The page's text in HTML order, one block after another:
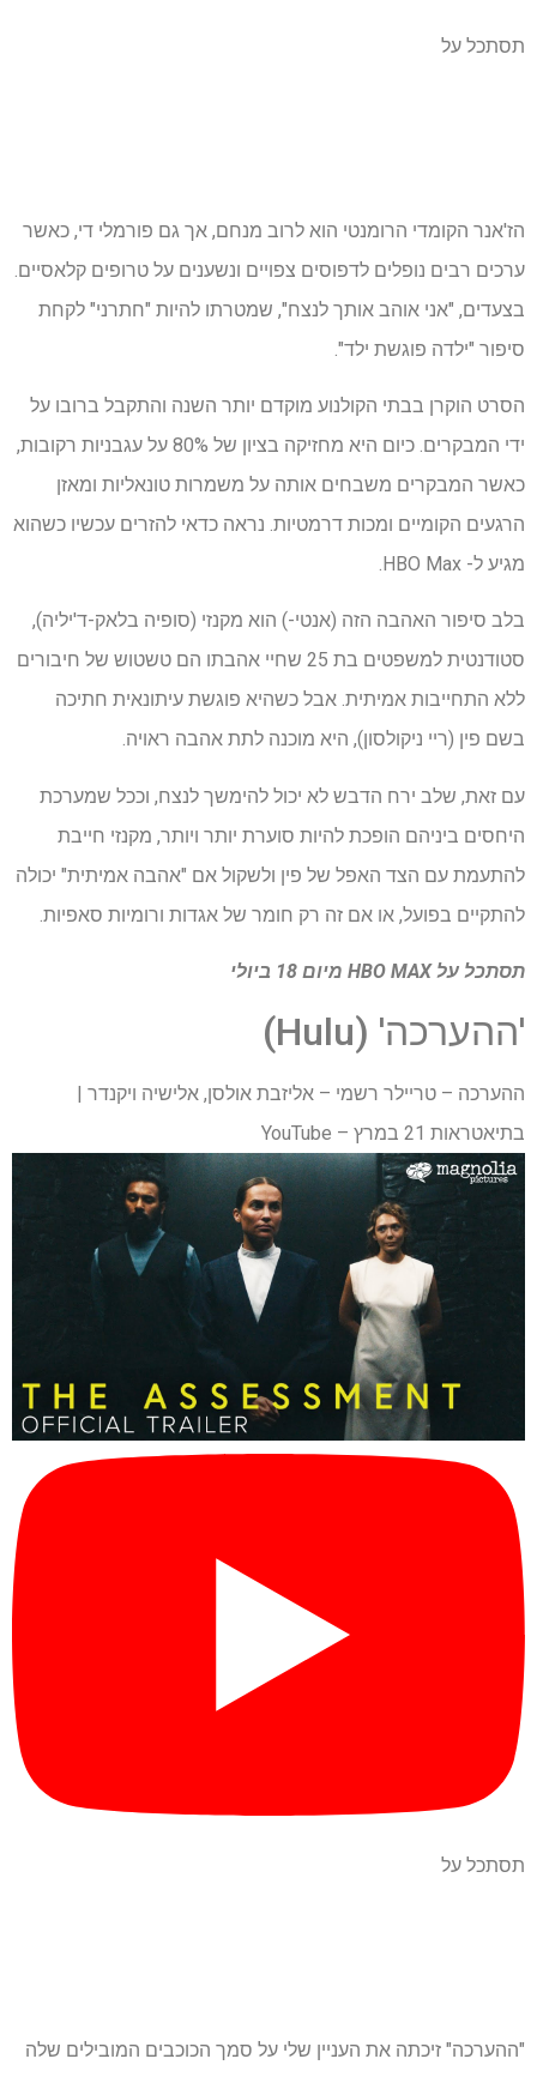
תסתכל על
הז'אנר הקומדי הרומנטי הוא לרוב מנחם, אך גם פורמלי די, כאשר
ערכים רבים נופלים לדפוסים צפויים ונשענים על טרופים קלאסיים.
בצעדים, "אני אוהב אותך לנצח", שמטרתו להיות "חתרני" לקחת
סיפור "ילדה פוגשת ילד".
הסרט הוקרן בבתי הקולנוע מוקדם יותר השנה והתקבל ברובו על
ידי המבקרים. כיום היא מחזיקה בציון של 80% על עגבניות רקובות,
כאשר המבקרים משבחים אותה על משמרות טונאליות ומאזן
הרגעים הקומיים ומכות דרמטיות. נראה כדאי להזרים עכשיו כשהוא
מגיע ל- HBO Max.
בלב סיפור האהבה הזה (אנטי-) הוא מקנזי (סופיה בלאק-ד'יליה),
סטודנטית למשפטים בת 25 שחיי אהבתו הם טשטוש של חיבורים
ללא התחייבות אמיתית. אבל כשהיא פוגשת עיתונאית חתיכה
בשם פין (ריי ניקולסון), היא מוכנה לתת אהבה ראויה.
עם זאת, שלב ירח הדבש לא יכול להימשך לנצח, וככל שמערכת
היחסים ביניהם הופכת להיות סוערת יותר ויותר, מקנזי חייבת
להתעמת עם הצד האפל של פין ולשקול אם "אהבה אמיתית" יכולה
להתקיים בפועל, או אם זה רק חומר של אגדות ורומיות סאפיות.
תסתכל עלHBO MAX מיום 18 ביולי
'ההערכה' (Hulu)
ההערכה – טריילר רשמי – אליזבת אולסן, אלישיה ויקנדר |
בתיאטראות 21 במרץ – YouTube
תסתכל על
"ההערכה" זיכתה את העניין שלי על סמך הכוכבים המובילים שלה